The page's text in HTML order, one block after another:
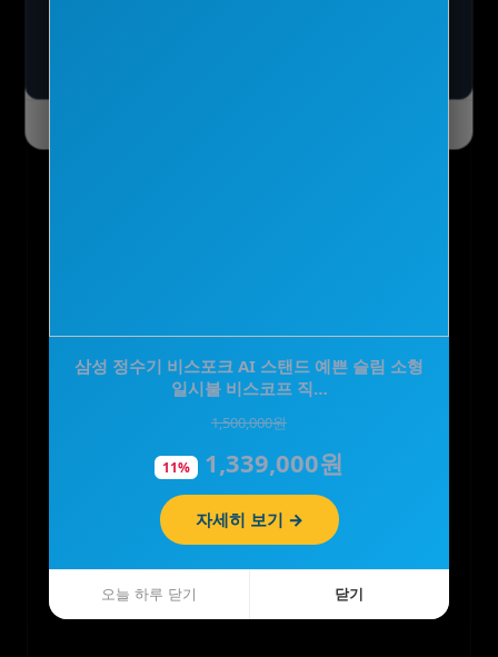
[에너자이저] 에버레디 알카라인 건전지 AA20알
+AAA20알 (총4…
31,960원
50% 15,900원
자세히 보기 →
오늘 하루 닫기 닫기
삼성 정수기 비스포크 AI 스탠드 예쁜 슬림 소형
일시불 비스코프 직…
1,500,000원
11% 1,339,000원
자세히 보기 →
오늘 하루 닫기 닫기